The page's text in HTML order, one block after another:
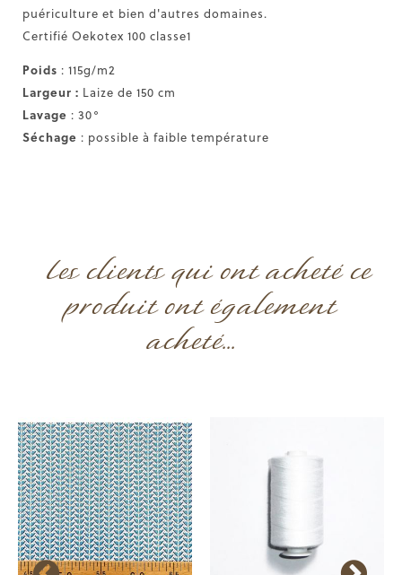
puériculture et bien d'autres domaines.
Certifié Oekotex 100 classe1
Poids : 115g/m2
Largeur : Laize de 150 cm
Lavage : 30°
Séchage : possible à faible température
Les clients qui ont acheté ce
produit ont également
acheté...